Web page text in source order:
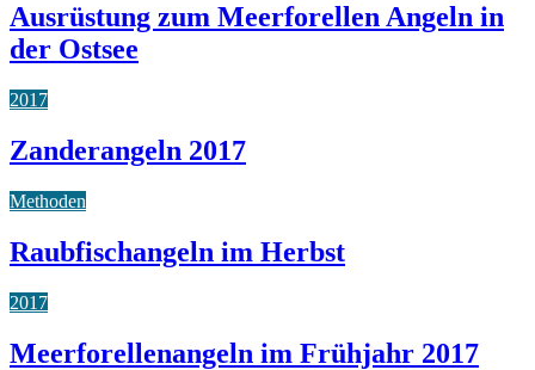
Ausrüstung zum Meerforellen Angeln in
der Ostsee
2017
Zanderangeln 2017
Methoden
Raubfischangeln im Herbst
2017
Meerforellenangeln im Frühjahr 2017